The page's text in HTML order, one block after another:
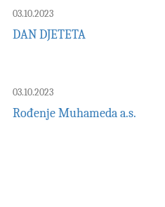
03.10.2023
DAN DJETETA
03.10.2023
Rođenje Muhameda a.s.